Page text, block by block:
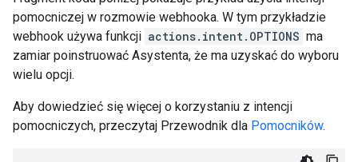
pomocniczej w rozmowie webhooka. W tym przykładzie
webhook używa funkcji actions.intent.OPTIONS ma
zamiar poinstruować Asystenta, że ma uzyskać do wyboru
wielu opcji.
Aby dowiedzieć się więcej o korzystaniu z intencji
pomocniczych, przeczytaj Przewodnik dla Pomocników.